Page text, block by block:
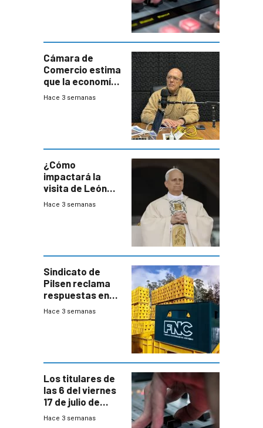
Cámara de
Comercio estima
que la economía
crecerá 1,6%
Hace 3 semanas
¿Cómo
impactará la
visita de León
XIV a Uruguay?
Hace 3 semanas
Sindicato de
Pilsen reclama
respuestas en
medio de
Hace 3 semanas
Los titulares de
las 6 del viernes
17 de julio de
2026
Hace 3 semanas